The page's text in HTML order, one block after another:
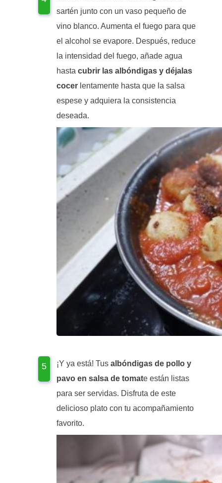
sartén junto con un vaso pequeño de
vino blanco. Aumenta el fuego para que
el alcohol se evapore. Después, reduce
la intensidad del fuego, añade agua
hasta cubrir las albóndigas y déjalas
cocer lentamente hasta que la salsa
espese y adquiera la consistencia
deseada.
¡Y ya está! Tus albóndigas de pollo y
pavo en salsa de tomate están listas
para ser servidas. Disfruta de este
delicioso plato con tu acompañamiento
favorito.